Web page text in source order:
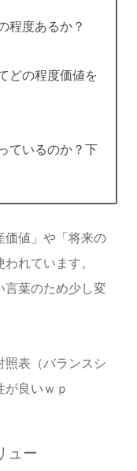
程度あるか？
どの程度価値を
ているのか？下
価値」や「将来の
れています。
言葉のため少し変
照表（バランスシ
良いｗｐ
ュー